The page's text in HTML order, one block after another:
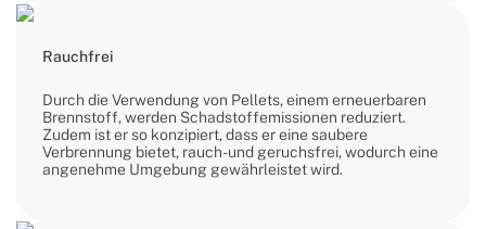
Rauchfrei
Durch die Verwendung von Pellets, einem erneuerbaren
Brennstoff, werden Schadstoffemissionen reduziert.
Zudem ist er so konzipiert, dass er eine saubere
Verbrennung bietet, rauch- und geruchsfrei, wodurch eine
angenehme Umgebung gewährleistet wird.